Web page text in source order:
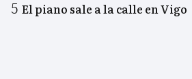
El piano sale a la calle en Vigo